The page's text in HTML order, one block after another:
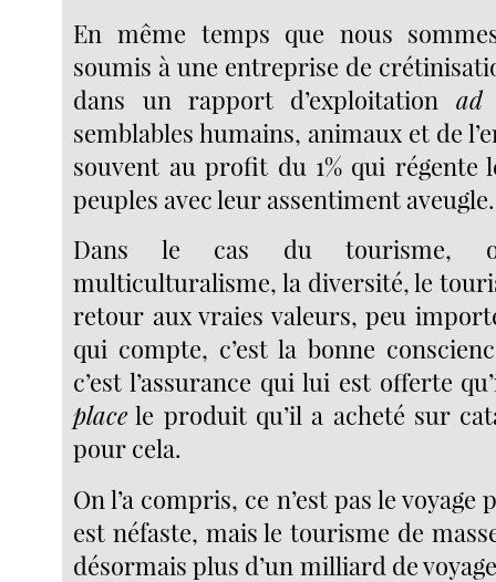
En même temps que nous
soumis à une entreprise de
dans un rapport d’exploitation ad
semblables humains, animaux et de
souvent au profit du 1% qui régente
peuples avec leur assentiment aveugle.
Dans le cas du tourisme,
multiculturalisme, la diversité, le
retour aux vraies valeurs, peu
qui compte, c’est la bonne
c’est l’assurance qui lui est offerte
place le produit qu’il a acheté sur
pour cela.
On l’a compris, ce n’est pas le
est néfaste, mais le tourisme de
désormais plus d’un milliard de